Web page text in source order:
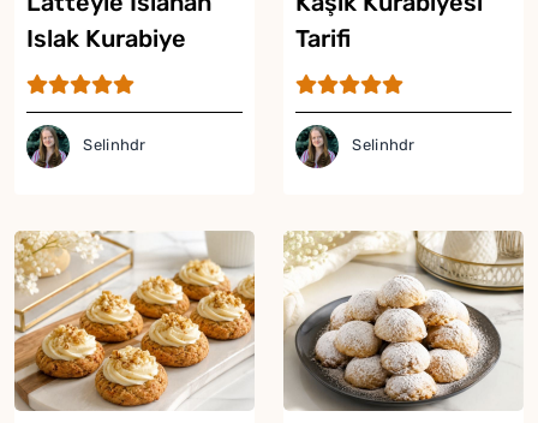
Islak Kurabiye
Tarifi
Selinhdr
Tarifi
Selinhdr